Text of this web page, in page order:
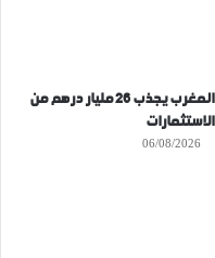
المغرب يجذب 26 مليار درهم من
الاستثمارات
06/08/2026